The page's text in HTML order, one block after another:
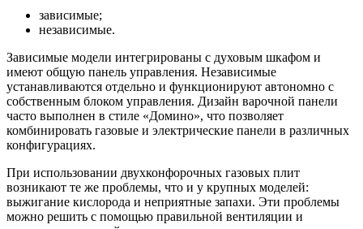
зависимые;
независимые.
Зависимые модели интегрированы с духовым шкафом и
имеют общую панель управления. Независимые
устанавливаются отдельно и функционируют автономно с
собственным блоком управления. Дизайн варочной панели
часто выполнен в стиле «Домино», что позволяет
комбинировать газовые и электрические панели в различных
конфигурациях.
При использовании двухконфорочных газовых плит
возникают те же проблемы, что и у крупных моделей:
выжигание кислорода и неприятные запахи. Эти проблемы
можно решить с помощью правильной вентиляции и